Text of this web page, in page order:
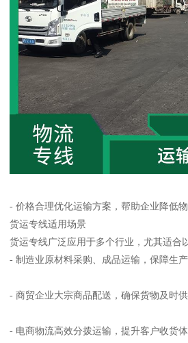
- 价格合理优化运输方案，帮助企业降低物
货运专线适用场景
货运专线广泛应用于多个行业，尤其适合
- 制造业原材料采购、成品运输，保障生产
- 商贸企业大宗商品配送，确保货物及时供
- 电商物流高效分拨运输，提升客户收货体